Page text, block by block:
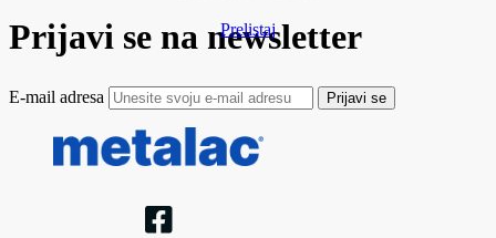
Prelistaj
Prijavi se na newsletter
E-mail adresa Prijavi se